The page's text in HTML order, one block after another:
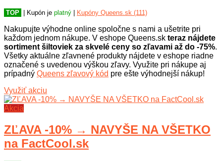
TOP | Kupón je platný Kupóny Queens.sk (111)
Nakupujte výhodne online spoločne s nami a ušetrite pri
každom jednom nákupe. V eshope Queens.sk teraz nájdete
sortiment šiltoviek za skvelé ceny so zľavami až do -75%.
Všetky aktuálne zľavnené produkty nájdete v eshope riadne
označené s uvedenou výškou zľavy. Využite pri nákupe aj
prípadný Queens zľavový kód pre ešte výhodnejší nákup!
Využiť akciu
Akcia
ZĽAVA -10% → NAVYŠE NA VŠETKO
na FactCool.sk